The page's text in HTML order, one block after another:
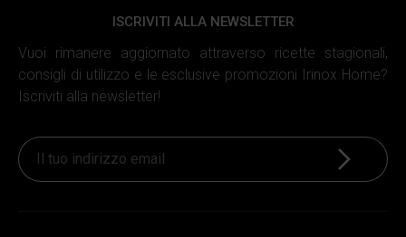
ISCRIVITI ALLA NEWSLETTER
Vuoi rimanere aggiornato attraverso ricette stagionali,
consigli di utilizzo e le esclusive promozioni Irinox Home?
Iscriviti alla newsletter!
Iscriviti